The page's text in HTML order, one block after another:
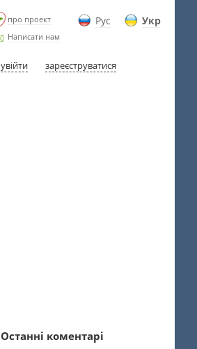
Рус Укр
про проект
Написати нам
увійти зареєструватися
Останні коментарі